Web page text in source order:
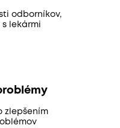
odborníkov,
lekármi
zlepšením